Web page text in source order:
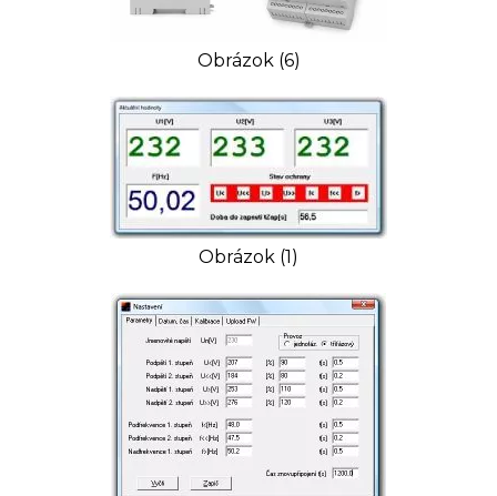
Obrázok (6)
Obrázok (1)